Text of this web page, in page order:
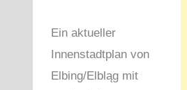
Ein aktueller
Innenstadtplan von
Elbing/Elbląg mit